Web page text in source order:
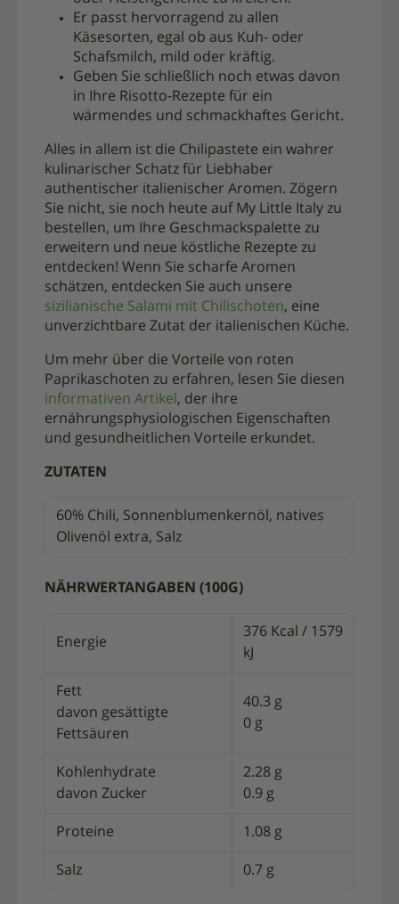
Er passt hervorragend zu allen
Käsesorten, egal ob aus Kuh- oder
Schafsmilch, mild oder kräftig.
Geben Sie schließlich noch etwas davon
in Ihre Risotto-Rezepte für ein
wärmendes und schmackhaftes Gericht.
Alles in allem ist die Chilipastete ein wahrer
kulinarischer Schatz für Liebhaber
authentischer italienischer Aromen. Zögern
Sie nicht, sie noch heute auf My Little Italy zu
bestellen, um Ihre Geschmackspalette zu
erweitern und neue köstliche Rezepte zu
entdecken! Wenn Sie scharfe Aromen
schätzen, entdecken Sie auch unsere
sizilianische Salami mit Chilischoten, eine
unverzichtbare Zutat der italienischen Küche.
Um mehr über die Vorteile von roten
Paprikaschoten zu erfahren, lesen Sie diesen
informativen Artikel , der ihre
ernährungsphysiologischen Eigenschaften
und gesundheitlichen Vorteile erkundet.
ZUTATEN
60% Chili, Sonnenblumenkernöl, natives
Olivenöl extra, Salz
NÄHRWERTANGABEN (100G)
Energie
376 Kcal / 1579
kJ
Fett
davon gesättigte
Fettsäuren
40.3 g
0 g
Kohlenhydrate
davon Zucker
2.28 g
0.9 g
Proteine 1.08 g
Salz 0.7 g